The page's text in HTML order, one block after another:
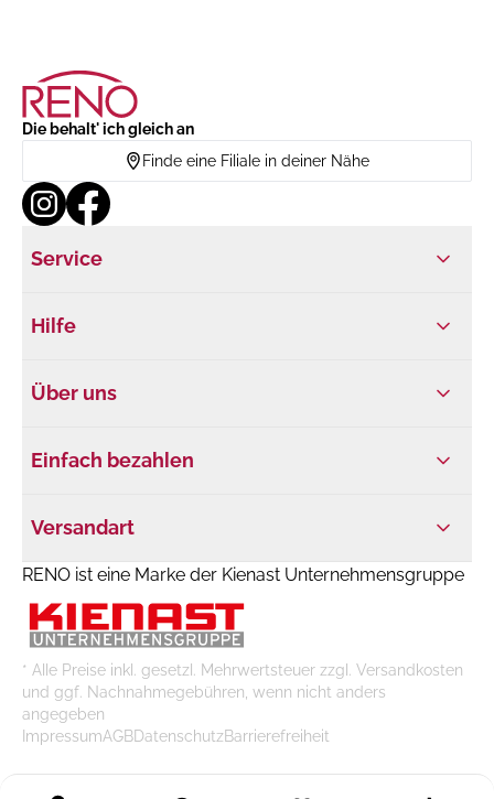
Die behalt' ich gleich an
Finde eine Filiale in deiner Nähe
Service
Hilfe
Über uns
Einfach bezahlen
Versandart
RENO ist eine Marke der Kienast Unternehmensgruppe
* Alle Preise inkl. gesetzl. Mehrwertsteuer zzgl. Versandkosten
und ggf. Nachnahmegebühren, wenn nicht anders
angegeben
ImpressumAGBDatenschutzBarrierefreiheit